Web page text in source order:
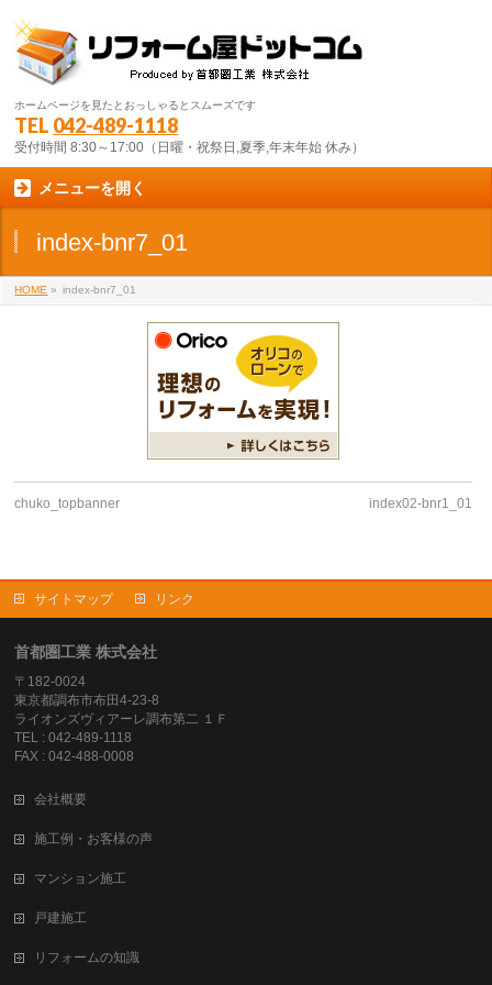
ホームページを見たとおっしゃるとスムーズです
TEL 042-489-1118
受付時間 8:30～17:00（日曜・祝祭日,夏季,年末年始 休み）
メニューを開く
index-bnr7_01
HOME » index-bnr7_01
chuko_topbanner index02-bnr1_01
サイトマップ リンク
首都圏工業 株式会社
〒182-0024
東京都調布市布田4-23-8
ライオンズヴィアーレ調布第二 １Ｆ
TEL : 042-489-1118
FAX : 042-488-0008
会社概要
施工例・お客様の声
マンション施工
戸建施工
リフォームの知識